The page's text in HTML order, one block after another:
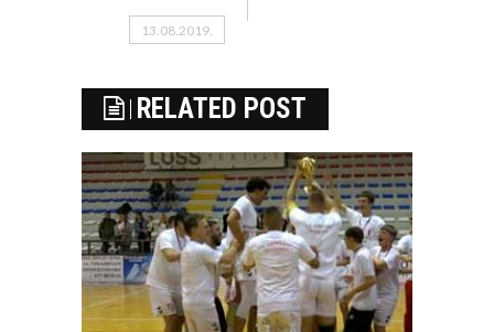
13.08.2019.
RELATED POST